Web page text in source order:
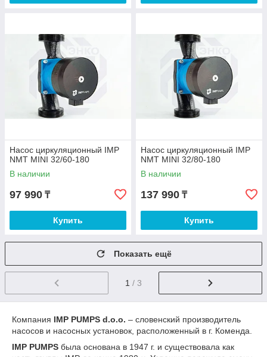
Насос циркуляционный IMP
NMT MINI 32/60-180
В наличии
97 990 ₸
Купить
Насос циркуляционный IMP
NMT MINI 32/80-180
В наличии
137 990 ₸
Купить
Показать ещё
1 / 3
Компания IMP PUMPS d.o.o. – словенский производитель
насосов и насосных установок, расположенный в г. Коменда.
IMP PUMPS была основана в 1947 г. и существовала как